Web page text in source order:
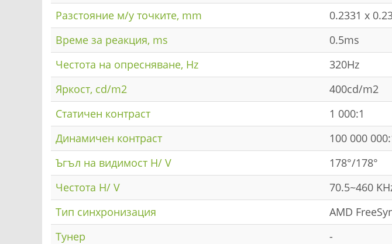
Разстояние м/у точките, mm
0.2331 x
Време за реакция, ms
0.5ms
Честота на опресняване, Hz
320Hz
Яркост, cd/m2
400cd/m2
Статичен контраст
1 000:1
Динамичен контраст
100 000
Ъгъл на видимост H/ V
178°/178°
Честота H/ V
70.5~460
Тип синхронизация
AMD
Тунер
-